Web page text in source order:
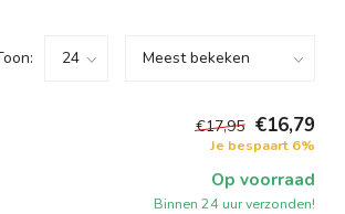
€17,95 €16,79
Je bespaart 6%
Op voorraad
Binnen 24 uur verzonden!